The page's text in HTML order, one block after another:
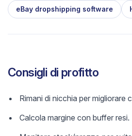
eBay dropshipping software
Consigli di profitto
Rimani di nicchia per migliorare
Calcola margine con buffer resi.